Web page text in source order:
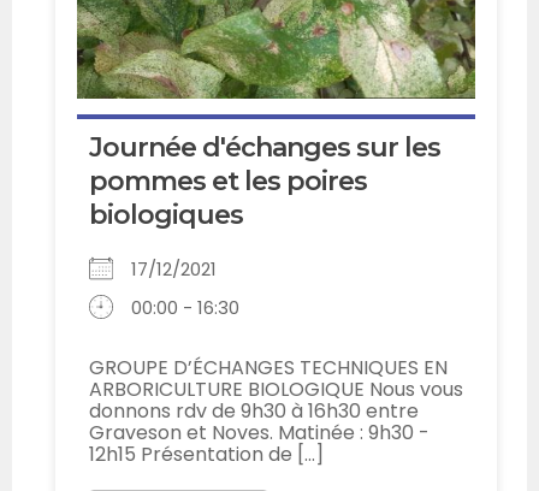
Journée d'échanges sur les
pommes et les poires
biologiques
17/12/2021
00:00 - 16:30
GROUPE D’ÉCHANGES TECHNIQUES EN
ARBORICULTURE BIOLOGIQUE Nous vous
donnons rdv de 9h30 à 16h30 entre
Graveson et Noves. Matinée : 9h30 -
12h15 Présentation de [...]